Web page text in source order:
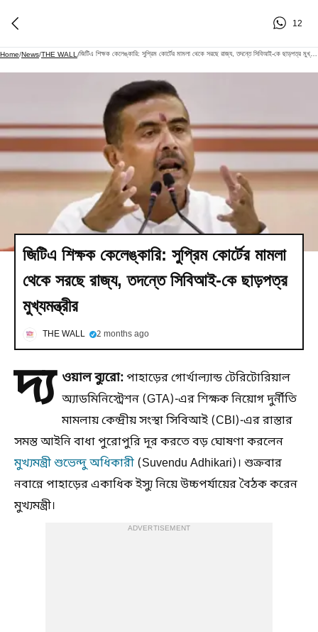
12
Home/News/THE WALL /
জিটিএ শিক্ষক কেলেঙ্কারি: সুপ্রিম কোর্টের মামলা
থেকে সরছে রাজ্য, তদন্তে সিবিআই-কে ছাড়পত্র
মুখ্যমন্ত্রীর
THE WALL 2 months ago
দ্য ওয়াল ব্যুরো:পাহাড়ের গোর্খাল্যান্ড টেরিটোরিয়াল
অ্যাডমিনিস্ট্রেশন (GTA)-এর শিক্ষক নিয়োগ দুর্নীতি
মামলায় কেন্দ্রীয় সংস্থা সিবিআই (CBI)-এর রাস্তার
সমস্ত আইনি বাধা পুরোপুরি দূর করতে বড় ঘোষণা করলেন
মুখ্যমন্ত্রী শুভেন্দু অধিকারী (Suvendu Adhikari)। শুক্রবার
নবান্নে পাহাড়ের একাধিক ইস্যু নিয়ে উচ্চপর্যায়ের বৈঠক করেন
মুখ্যমন্ত্রী।
ADVERTISEMENT